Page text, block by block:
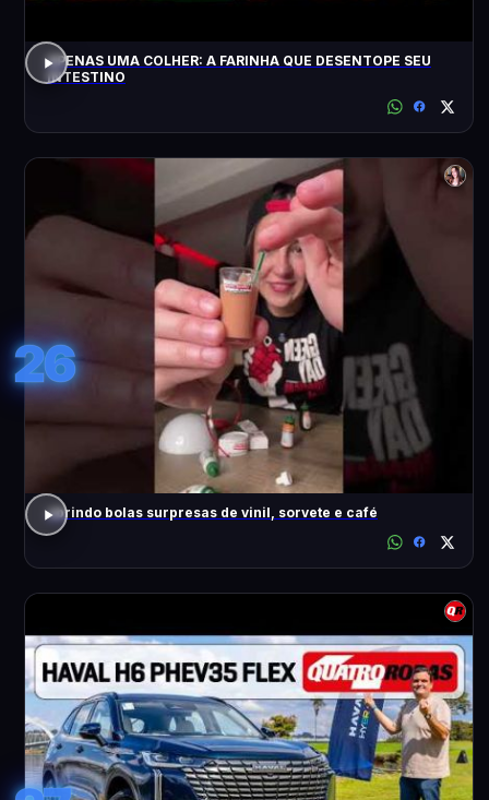
APENAS UMA COLHER: A FARINHA QUE DESENTOPE SEU
INTESTINO
26
abrindo bolas surpresas de vinil, sorvete e café